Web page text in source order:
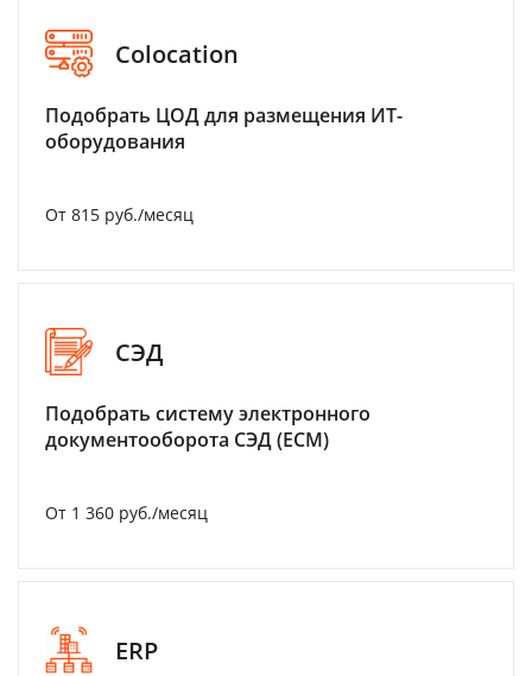
Colocation
Подобрать ЦОД для размещения ИТ-
оборудования
От 815 руб./месяц
СЭД
Подобрать систему электронного
документооборота СЭД (ECM)
От 1 360 руб./месяц
ERP